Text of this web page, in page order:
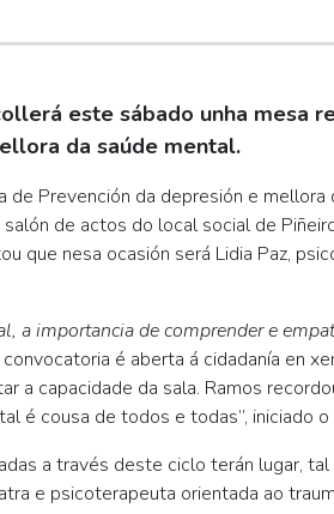
este sábado unha mesa
da saúde mental.
de Prevención da depresión e
de actos do local social de
que nesa ocasión será Lidia Paz,
a importancia de comprender e
é aberta á cidadanía en
a capacidade da sala. Ramos
é cousa de todos e todas”, iniciado
a través deste ciclo terán lugar,
e psicoterapeuta orientada ao